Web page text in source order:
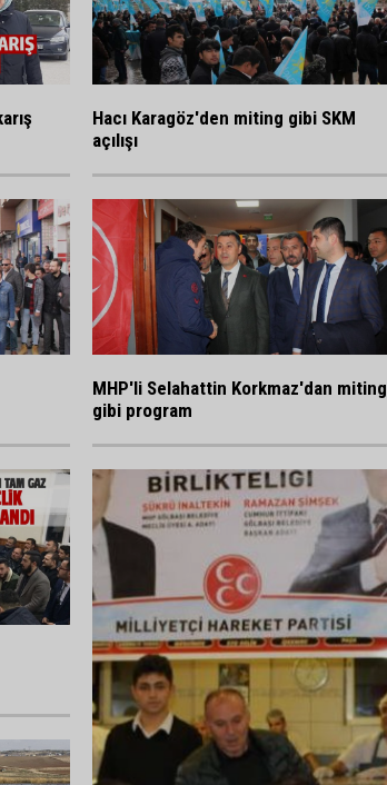
Hacı Karagöz'den miting gibi SKM
açılışı
MHP'li Selahattin Korkmaz'dan miting
gibi program